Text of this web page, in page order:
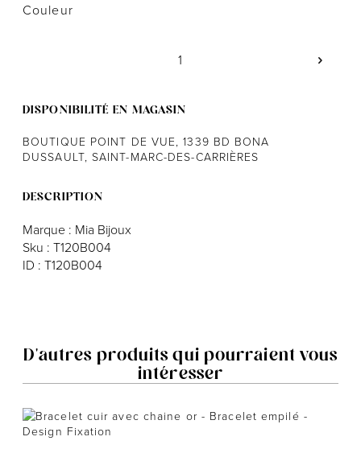
L'équipe
Politique de confidentialité
Couleur
DISPONIBILITÉ EN MAGASIN
BOUTIQUE POINT DE VUE, 1339 BD BONA
DUSSAULT, SAINT-MARC-DES-CARRIÈRES
DESCRIPTION
Marque : Mia Bijoux
Sku : T120B004
ID : T120B004
D'autres produits qui pourraient vous
intéresser